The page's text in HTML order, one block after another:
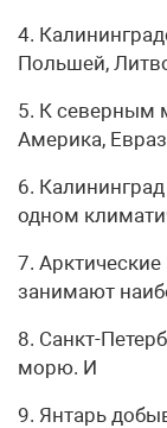
4.
Польшей,
5. К северным
Америка,
6. Калининград
одном
7.
занимают
8. Санкт-
морю. И
9. Янтарь